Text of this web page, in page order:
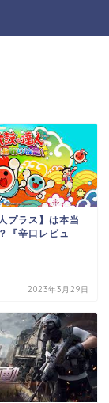
プラス】は本当
『辛口レビュ
2023年3月29日